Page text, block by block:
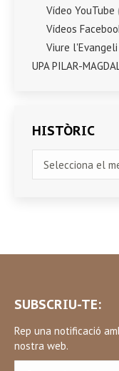
Vídeo YouTube
Vídeos
Viure
UPA PILAR-
HISTÒRIC
SUBSCRIU-TE:
Rep una notificació
nostra web.